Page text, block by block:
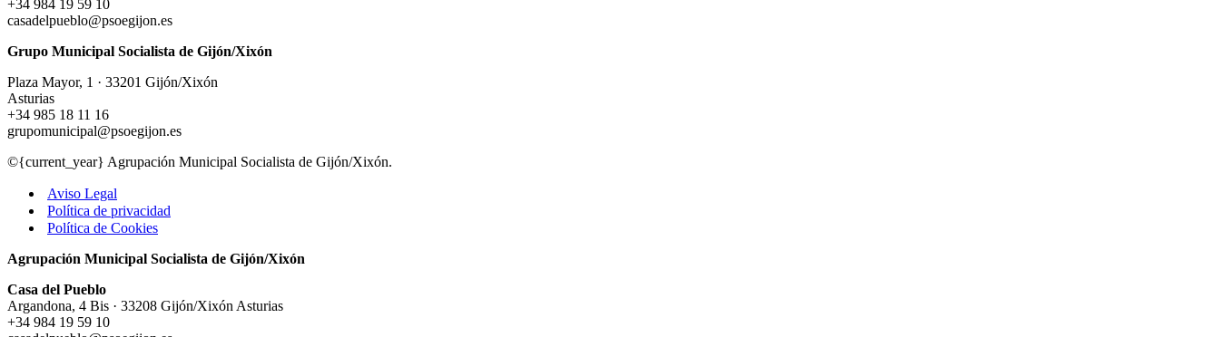
+34 984 19 59 10
casadelpueblo@psoegijon.es
Grupo Municipal Socialista de Gijón/Xixón
Plaza Mayor, 1 · 33201 Gijón/Xixón
Asturias
+34 985 18 11 16
grupomunicipal@psoegijon.es
©{current_year} Agrupación Municipal Socialista de Gijón/Xixón.
Aviso Legal
Política de privacidad
Política de Cookies
Agrupación Municipal Socialista de Gijón/Xixón
Casa del Pueblo
Argandona, 4 Bis · 33208 Gijón/Xixón Asturias
+34 984 19 59 10